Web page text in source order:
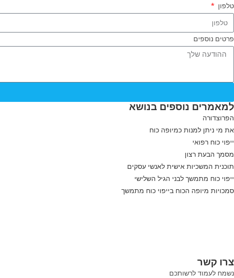
טלפון
פרטים נוספים
למאמרים נוספים בנושא
הפרוצדורה
את מי ניתן למנות כמיופה כוח
ייפוי כוח רפואי
מסמך הבעת רצון
תוכנית המשכיות אישית לאנשי עסקים
ייפוי כוח מתמשך לבני הגיל השלישי
סמכויות מיופה הכוח בייפוי כוח מתמשך
צרו קשר
נשמח לעמוד לרשותכם